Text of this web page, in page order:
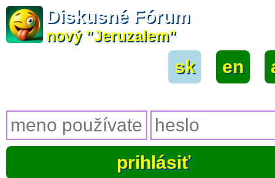
Diskusné Fórum
nový "Jeruzalem"
sk en